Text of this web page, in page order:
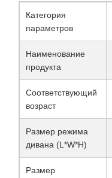
Категория
параметров
Наименование
продукта
Соответствующий
возраст
Размер режима
дивана (L*W*H)
Размер